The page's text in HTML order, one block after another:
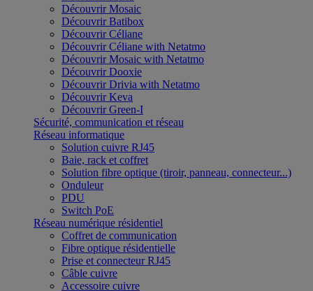
Découvrir Mosaic
Découvrir Batibox
Découvrir Céliane
Découvrir Céliane with Netatmo
Découvrir Mosaic with Netatmo
Découvrir Dooxie
Découvrir Drivia with Netatmo
Découvrir Keva
Découvrir Green-I
Sécurité, communication et réseau
Réseau informatique
Solution cuivre RJ45
Baie, rack et coffret
Solution fibre optique (tiroir, panneau, connecteur...)
Onduleur
PDU
Switch PoE
Réseau numérique résidentiel
Coffret de communication
Fibre optique résidentielle
Prise et connecteur RJ45
Câble cuivre
Accessoire cuivre